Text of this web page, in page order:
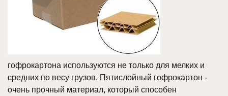
гофрокартона используются не только для мелких и
средних по весу грузов. Пятислойный гофрокартон -
очень прочный материал, который способен